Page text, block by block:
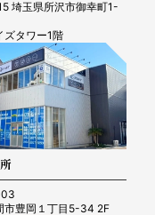
埼玉県所沢市御幸町1-
ズタワー1階
市豊岡１丁目5-34 2F